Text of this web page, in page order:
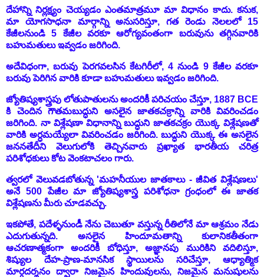
దేహాన్ని నిర్లక్ష్యం చెయ్యడం ఎంతమాత్రమూ మా విధానం కాదు. కనుక,
మా యోగసాధనా మార్గాన్ని అనుసరిస్తూ, గత రెండు నెలలలో 15
కేజీలనుండి 5 కేజీల వరకూ ఆరోగ్యవంతంగా బరువును తగ్గినవారికి
బహుమతులు ఇవ్వడం జరిగింది.
అదేవిధంగా, బరువు పెరగవలసిన కేటగిరీలో, 4 నుండి 9 కేజీల వరకూ
బరువు పెరిగిన వారికి కూడా బహుమతులు ఇవ్వడం జరిగింది.
జ్యోతిష్యశాస్త్రపు లోతుపాతులను అందరికీ పరిచయం చేస్తూ, 1887 BCE
కి చెందిన గౌతమబుద్ధుని అసలైన జాతకచక్రాన్ని వారికి వివరించడం
జరిగింది. నా విశ్లేషణా విధానాన్ని బుద్ధుని జాతకచక్రం యొక్క విశ్లేషణతో
వారికి అర్ధమయ్యేలా వివరించడం జరిగింది.బుద్ధుని యొక్క ఈ అసలైన
జననతేదీని వెలుగులోకి తెచ్చినవారు ప్రఖ్యాత భారతీయ చరిత్ర
పరిశోధకులు కోట వెంకటాచలం గారు.
త్వరలో వెలువడబోతున్న 'మహనీయుల జాతకాలు - జీవిత విశ్లేషణలు'
అనే 500 పేజీల మా జ్యోతిష్యశాస్త్ర పరిశోధనా గ్రంధంలో ఈ జాతక
విశ్లేషణను మీరు చూడవచ్చు.
ఇకపోతే, పదేళ్ళనుండీ నేను చెబుతూ వస్తున్న రీతిలోనే మా ఆశ్రమం నేడు
ఎదుగుతున్నది. అసలైన హిందూమతాన్ని కులానికతీతంగా
ఆచరణాత్మకంగా అందరికీ బోధిస్తూ,అజ్ఞానపు మురికిని వదిలిస్తూ,
శిష్యుల దేహ-ప్రాణ-మానసిక స్థాయిలను సరిచేస్తూ,ఆధ్యాత్మిక
మార్గదర్శనం ద్వారా నిజమైన హిందువులను, నిజమైన మనుషులను